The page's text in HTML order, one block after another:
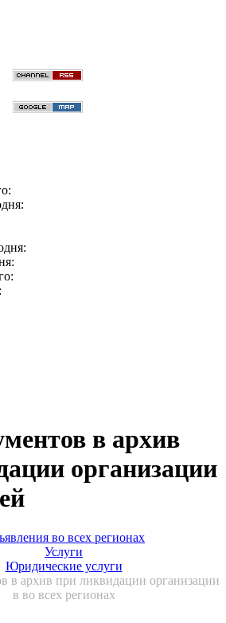
в архив
организации
во всех регионах
Услуги
Юридические услуги
в архив при ликвидации организации
в во всех регионах